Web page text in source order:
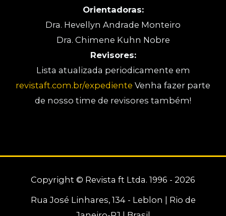
Orientadoras:
Dra. Hevellyn Andrade Monteiro
Dra. Chimene Kuhn Nobre
Revisores:
Lista atualizada periodicamente em
revistaft.com.br/expediente Venha fazer parte
de nosso time de revisores também!
Copyright © Revista ft Ltda. 1996 - 2026
Rua José Linhares, 134 - Leblon | Rio de